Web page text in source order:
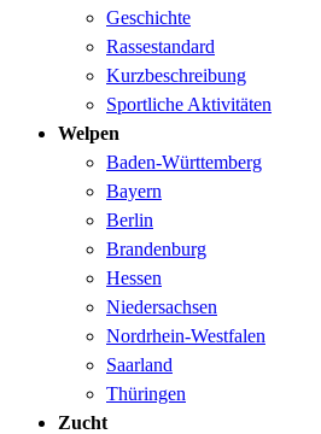
Geschichte
Rassestandard
Kurzbeschreibung
Sportliche Aktivitäten
Welpen
Baden-Württemberg
Bayern
Berlin
Brandenburg
Hessen
Niedersachsen
Nordrhein-Westfalen
Saarland
Thüringen
Zucht